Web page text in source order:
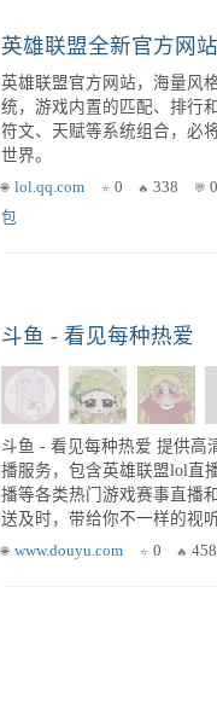
英雄联盟全新官方网
英雄联盟官方网站，海量风
统，游戏内置的匹配、排行
符文、天赋等系统组合，必
世界。
lol.qq.com 0 338 0
包
斗鱼 - 看见每种热爱
斗鱼 - 看见每种热爱 提供高
播服务，包含英雄联盟lol直
播等各类热门游戏赛事直播
送及时，带给你不一样的视
台。www.douyu.com 0 458